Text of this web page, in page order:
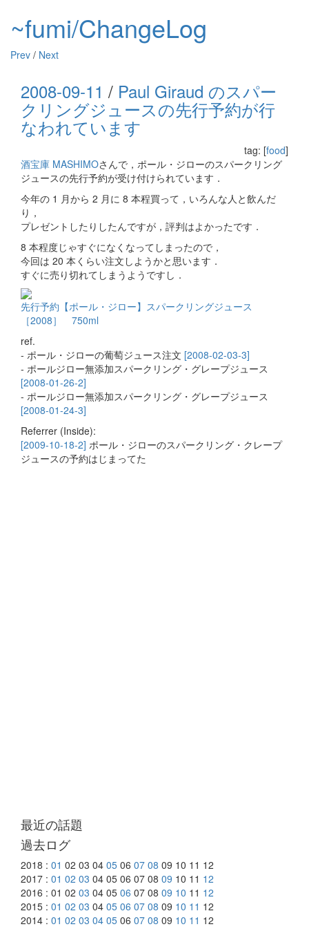
~fumi/ChangeLog
Prev / Next
2008-09-11 / Paul Giraud のスパー
クリングジュースの先行予約が行
なわれています
tag: [food]
酒宝庫 MASHIMOさんで，ポール・ジローのスパークリング
ジュースの先行予約が受け付けられています．
今年の 1 月から 2 月に 8 本程買って，いろんな人と飲んだ
り，
プレゼントしたりしたんですが，評判はよかったです．
8 本程度じゃすぐになくなってしまったので，
今回は 20 本くらい注文しようかと思います．
すぐに売り切れてしまうようですし．
先行予約【ポール・ジロー】スパークリングジュース
［2008］ 750ml
ref.
- ポール・ジローの葡萄ジュース注文 [2008-02-03-3]
- ポールジロー無添加スパークリング・グレープジュース
[2008-01-26-2]
- ポールジロー無添加スパークリング・グレープジュース
[2008-01-24-3]
Referrer (Inside):
[2009-10-18-2] ポール・ジローのスパークリング・クレープ
ジュースの予約はじまってた
最近の話題
過去ログ
2018 : 01 02 03 04 05 06 07 08 09 10 11 12
2017 : 01 02 03 04 05 06 07 08 09 10 11 12
2016 : 01 02 03 04 05 06 07 08 09 10 11 12
2015 : 01 02 03 04 05 06 07 08 09 10 11 12
2014 : 01 02 03 04 05 06 07 08 09 10 11 12